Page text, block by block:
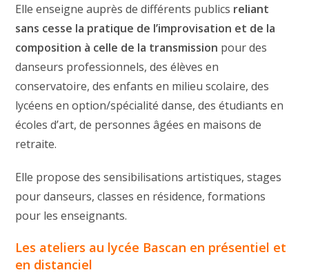
Elle enseigne auprès de différents publics reliant
sans cesse la pratique de l’improvisation et de la
composition à celle de la transmission pour des
danseurs professionnels, des élèves en
conservatoire, des enfants en milieu scolaire, des
lycéens en option/spécialité danse, des étudiants en
écoles d’art, de personnes âgées en maisons de
retraite.
Elle propose des sensibilisations artistiques, stages
pour danseurs, classes en résidence, formations
pour les enseignants.
Les ateliers au lycée Bascan en présentiel et
en distanciel